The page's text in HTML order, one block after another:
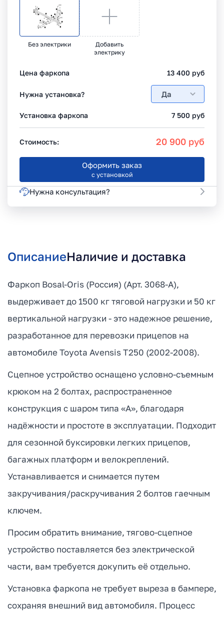
Без электрики
Добавить
электрику
Цена фаркопа 13 400 руб
Нужна установка? Да
Установка фаркопа 7 500 руб
Стоимость: 20 900 руб
Оформить заказ
с установкой
Нужна консультация?
ОписаниеНаличие и доставка
Фаркоп Bosal-Oris (Россия) (Арт. 3068-A),
выдерживает до 1500 кг тяговой нагрузки и 50 кг
вертикальной нагрузки - это надежное решение,
разработанное для перевозки прицепов на
автомобиле Toyota Avensis T250 (2002-2008).
Сцепное устройство оснащено условно-съемным
крюком на 2 болтах, распространенное
конструкция с шаром типа «А», благодаря
надёжности и простоте в эксплуатации. Подходит
для сезонной буксировки легких прицепов,
багажных платформ и велокреплений.
Устанавливается и снимается путем
закручивания/раскручивания 2 болтов гаечным
ключем.
Просим обратить внимание, тягово-сцепное
устройство поставляется без электрической
части, вам требуется докупить её отдельно.
Установка фаркопа не требует выреза в бампере,
сохраняя внешний вид автомобиля. Процесс